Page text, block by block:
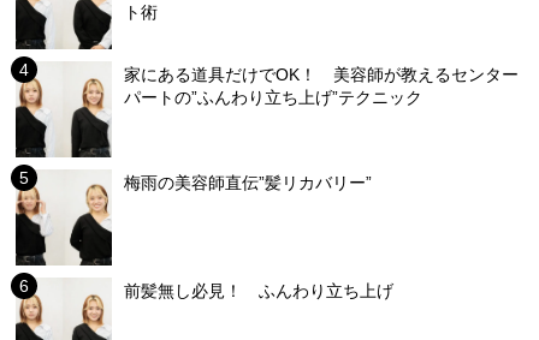
ト術
家にある道具だけでOK！ 美容師が教えるセンター
パートの”ふんわり立ち上げ”テクニック
梅雨の美容師直伝”髪リカバリー”
前髪無し必見！ ふんわり立ち上げ